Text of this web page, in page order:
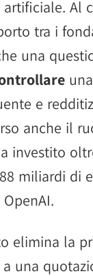
Al
tra i
una
e
anche il
investito
miliardi di
elimina la
una